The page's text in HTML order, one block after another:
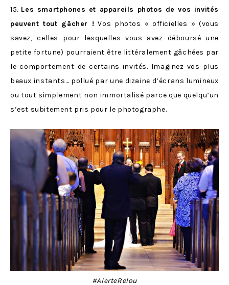
15. Les smartphones et appareils photos de vos invités
peuvent tout gâcher ! Vos photos « officielles » (vous
savez, celles pour lesquelles vous avez déboursé une
petite fortune) pourraient être littéralement gâchées par
le comportement de certains invités. Imaginez vos plus
beaux instants… pollué par une dizaine d’écrans lumineux
ou tout simplement non immortalisé parce que quelqu’un
s’est subitement pris pour le photographe.
#AlerteRelou